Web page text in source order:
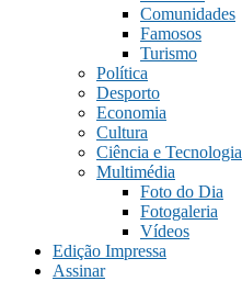
Comunidades
Famosos
Turismo
Política
Desporto
Economia
Cultura
Ciência e Tecnologia
Multimédia
Foto do Dia
Fotogaleria
Vídeos
Edição Impressa
Assinar